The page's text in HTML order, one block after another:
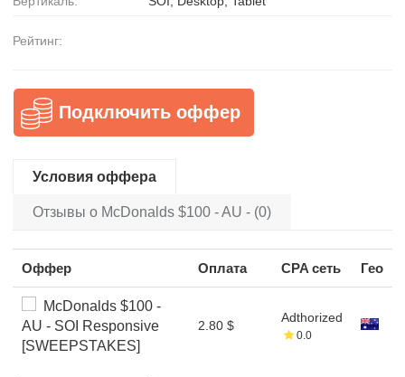
Рейтинг:
Подключить оффер
Условия оффера
Отзывы о McDonalds $100 - AU - (0)
Оффер Оплата CPA сеть Гео
McDonalds $100 -
AU - SOI Responsive
[SWEEPSTAKES]
2.80 $
Adthorized
0.0